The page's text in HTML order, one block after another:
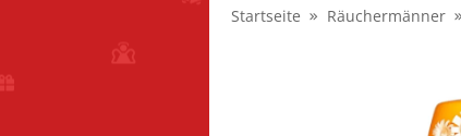
Startseite Räuchermänner